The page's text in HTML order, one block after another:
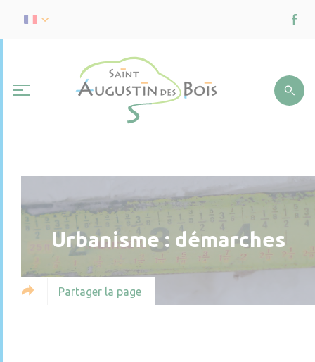
Urbanisme : démarches
Partager la page